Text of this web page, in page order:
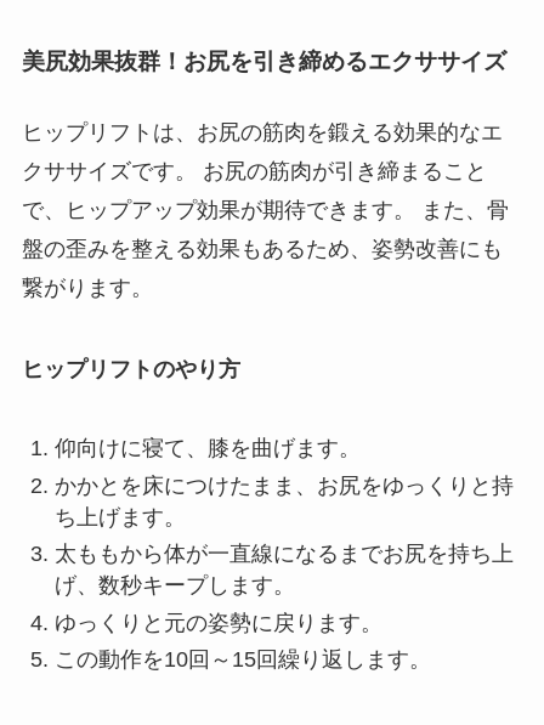
美尻効果抜群！お尻を引き締めるエクササイズ
ヒップリフトは、お尻の筋肉を鍛える効果的なエ
クササイズです。 お尻の筋肉が引き締まること
で、ヒップアップ効果が期待できます。 また、骨
盤の歪みを整える効果もあるため、姿勢改善にも
繋がります。
ヒップリフトのやり方
仰向けに寝て、膝を曲げます。
かかとを床につけたまま、お尻をゆっくりと持
ち上げます。
太ももから体が一直線になるまでお尻を持ち上
げ、数秒キープします。
ゆっくりと元の姿勢に戻ります。
この動作を10回～15回繰り返します。